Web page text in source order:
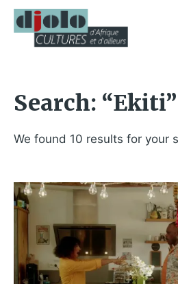
Search: “Ekiti”
We found 10 results for your